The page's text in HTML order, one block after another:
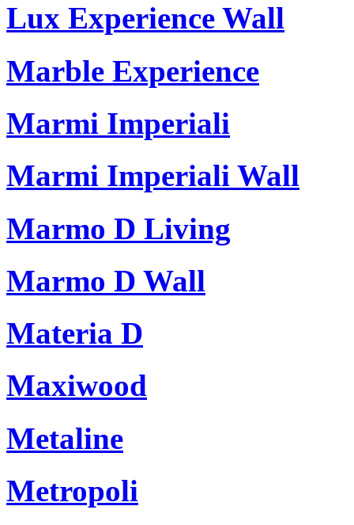
Lux Experience Wall
Marble Experience
Marmi Imperiali
Marmi Imperiali Wall
Marmo D Living
Marmo D Wall
Materia D
Maxiwood
Metaline
Metropoli